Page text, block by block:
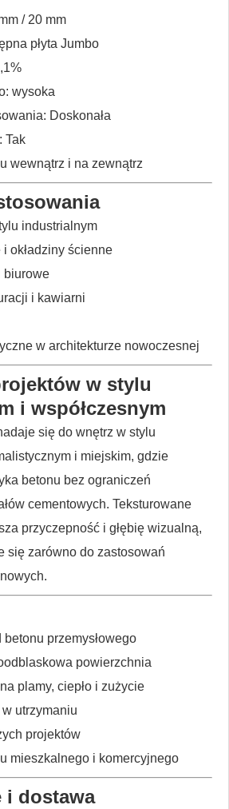
/ 20 mm
płyta Jumbo
wysoka
Doskonała
Tak
wewnątrz i na zewnątrz
industrialnym
i okładziny ścienne
biurowe
i kawiarni
w architekturze nowoczesnej
w stylu
i współczesnym
się do wnętrz w stylu
i miejskim, gdzie
betonu bez ograniczeń
cementowych. Teksturowane
przyczepność i głębię wizualną,
się zarówno do zastosowań
przemysłowego
powierzchnia
plamy, ciepło i zużycie
w utrzymaniu
projektów
mieszkalnego i komercyjnego
i dostawa